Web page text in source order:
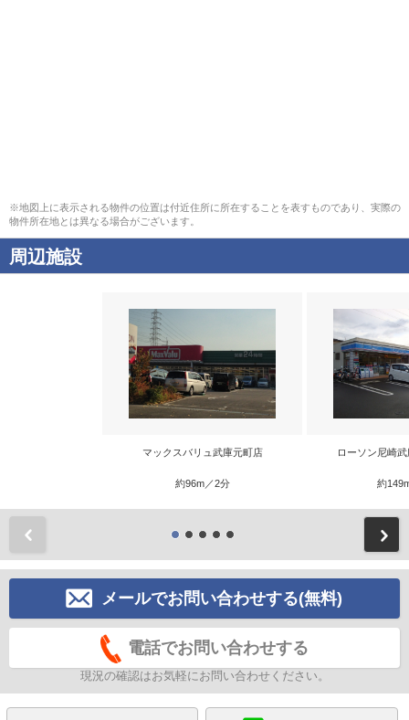
※地図上に表示される物件の位置は付近住所に所在することを表すものであり、実際の
物件所在地とは異なる場合がございます。
周辺施設
マックスバリュ武庫元町店
約96m／2分
ローソン尼崎
約
メールでお問い合わせする(無料)
電話でお問い合わせする
現況の確認はお気軽にお問い合わせください。